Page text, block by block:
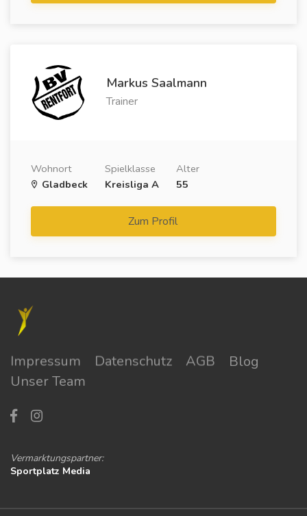
Markus Saalmann
Trainer
Wohnort
Gladbeck
Spielklasse
Kreisliga A
Alter
55
Zum Profil
Impressum Datenschutz AGB
Blog
Unser Team
Vermarktungspartner:
Sportplatz Media